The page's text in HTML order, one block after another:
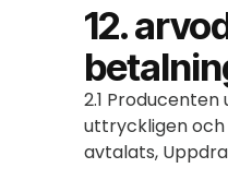
12.
2.1
uttryckligen
avtalats,